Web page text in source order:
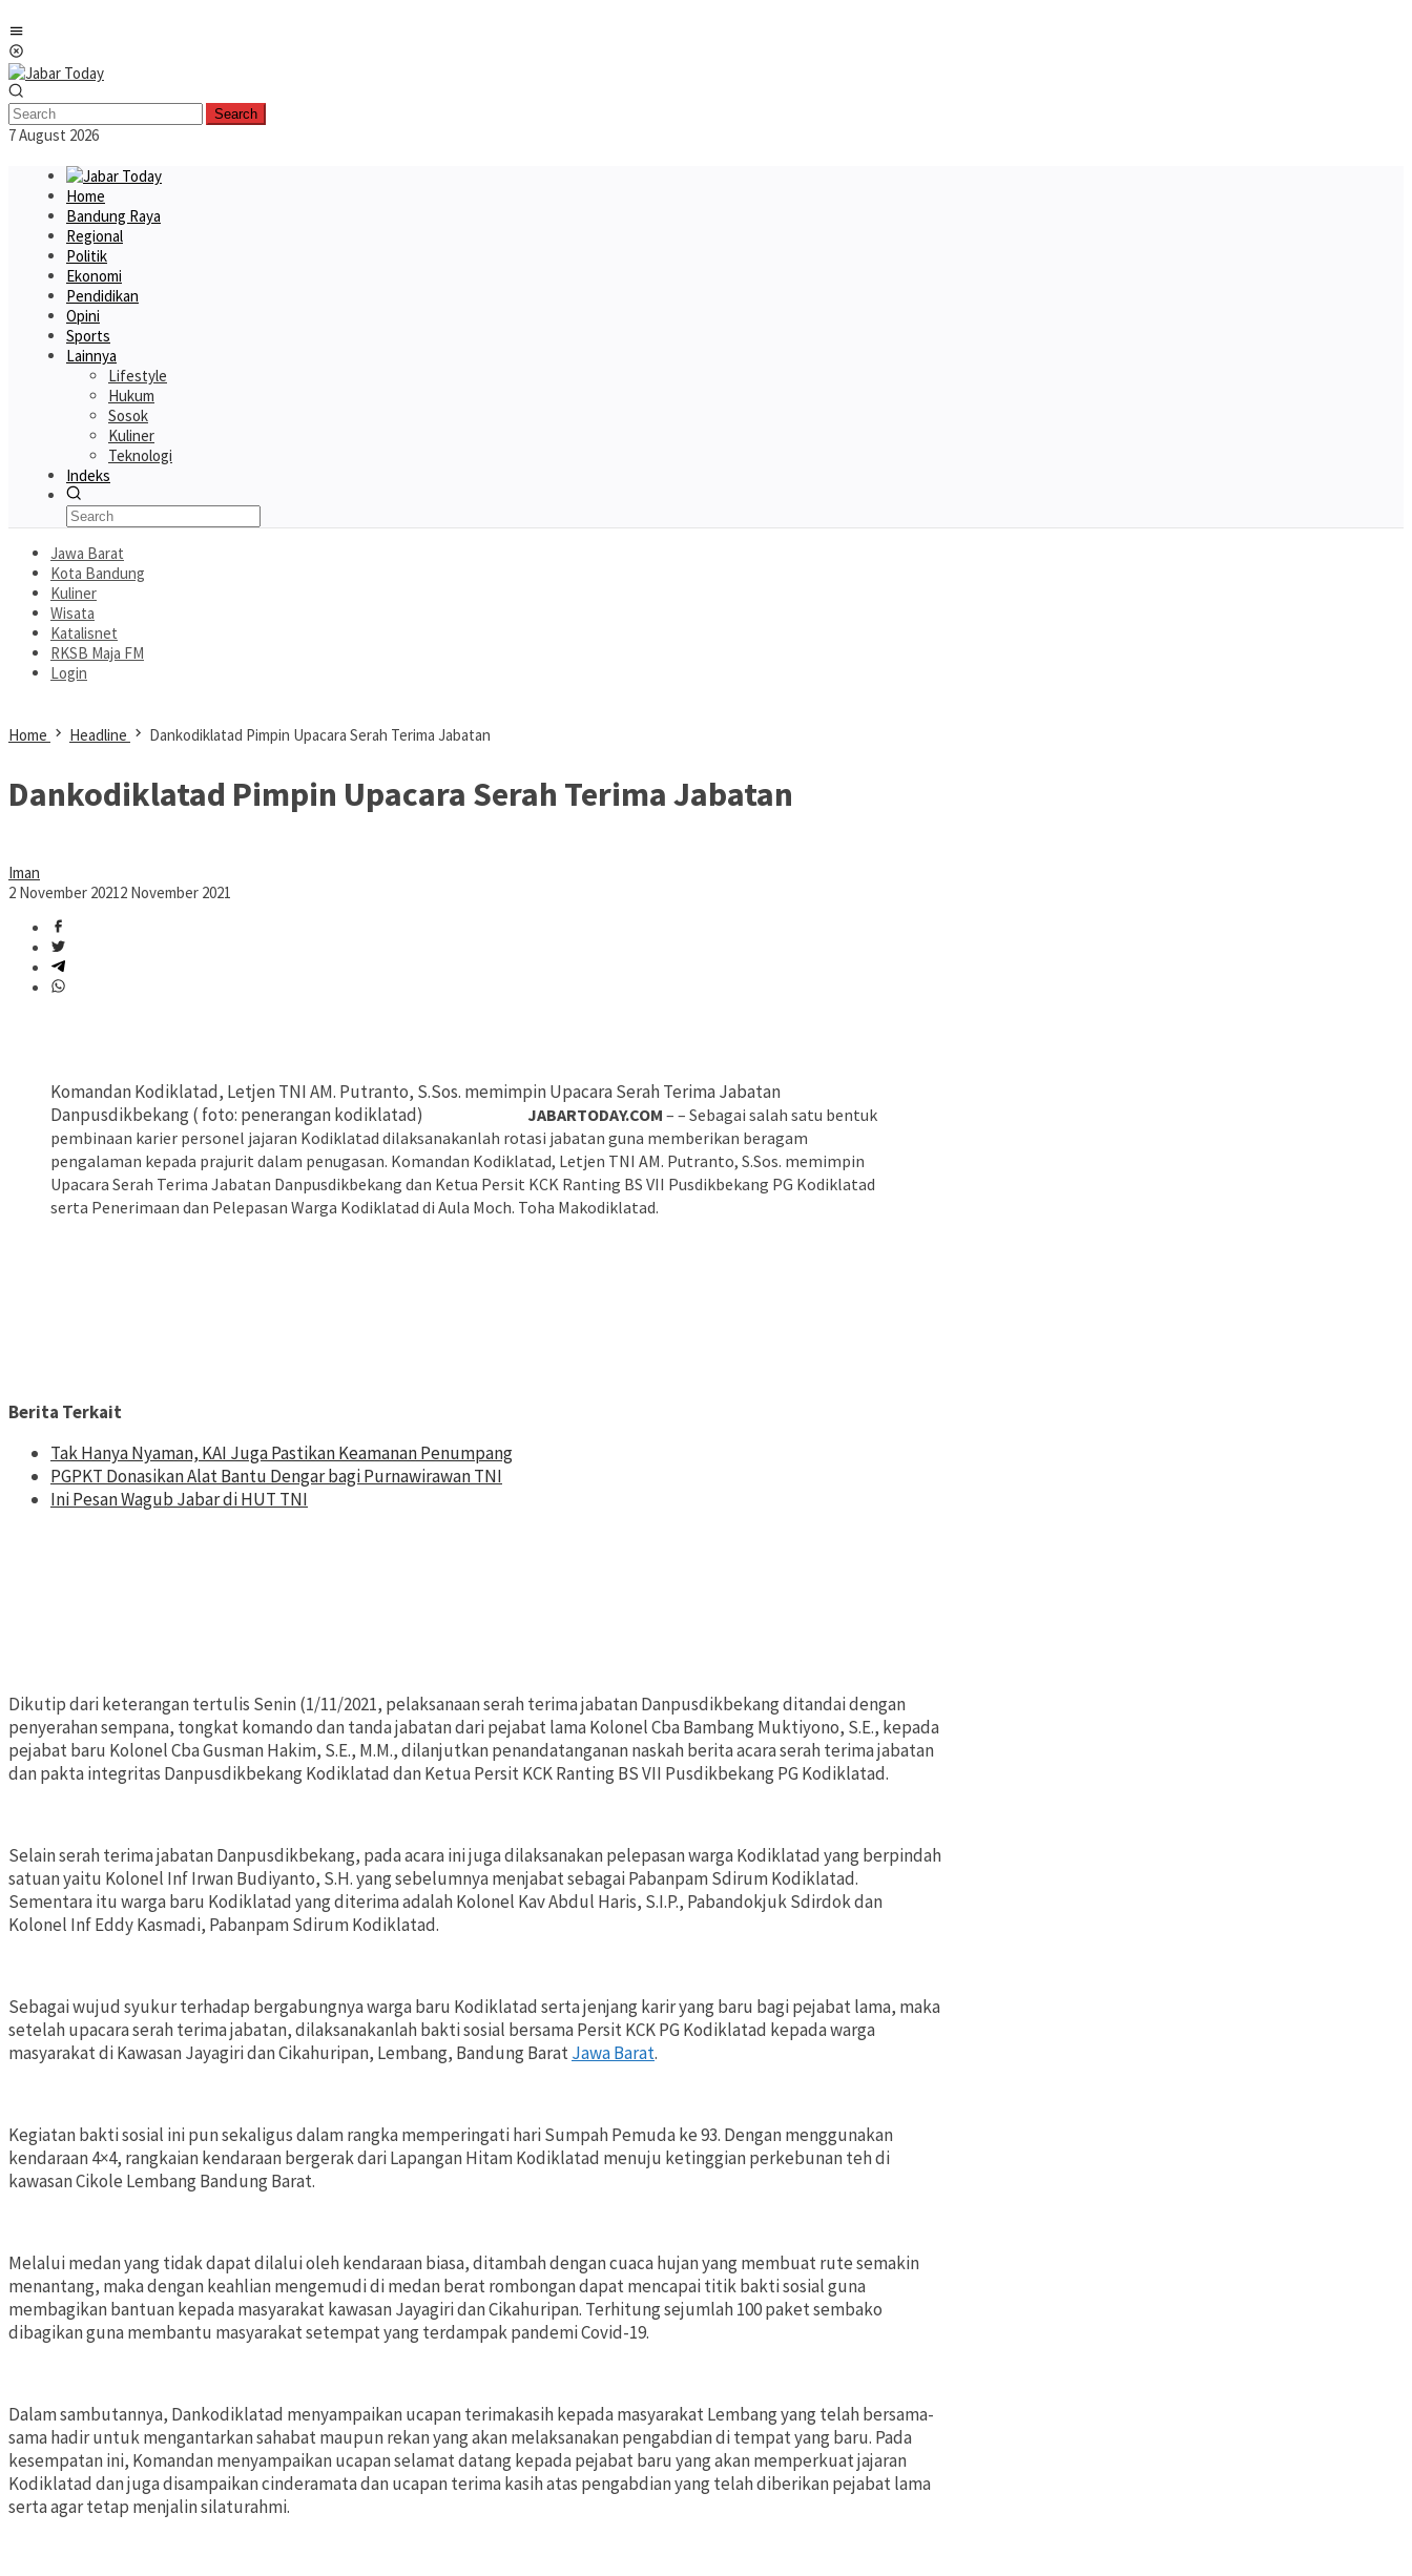
to
content
Search
7 August 2026
Home
Bandung Raya
Regional
Politik
Ekonomi
Pendidikan
Opini
Sports
Lainnya
Lifestyle
Hukum
Sosok
Kuliner
Teknologi
Indeks
Jawa Barat
Kota Bandung
Kuliner
Wisata
Katalisnet
RKSB Maja FM
Login
Home Headline Dankodiklatad Pimpin Upacara Serah Terima Jabatan
Dankodiklatad Pimpin Upacara Serah Terima Jabatan
Iman
2 November 20212 November 2021
Komandan Kodiklatad, Letjen TNI AM. Putranto, S.Sos. memimpin Upacara Serah Terima Jabatan
Danpusdikbekang ( foto: penerangan kodiklatad) JABARTODAY.COM – – Sebagai salah satu bentuk
pembinaan karier personel jajaran Kodiklatad dilaksanakanlah rotasi jabatan guna memberikan beragam
pengalaman kepada prajurit dalam penugasan. Komandan Kodiklatad, Letjen TNI AM. Putranto, S.Sos. memimpin
Upacara Serah Terima Jabatan Danpusdikbekang dan Ketua Persit KCK Ranting BS VII Pusdikbekang PG Kodiklatad
serta Penerimaan dan Pelepasan Warga Kodiklatad di Aula Moch. Toha Makodiklatad.
Berita Terkait
Tak Hanya Nyaman, KAI Juga Pastikan Keamanan Penumpang
PGPKT Donasikan Alat Bantu Dengar bagi Purnawirawan TNI
Ini Pesan Wagub Jabar di HUT TNI
Dikutip dari keterangan tertulis Senin (1/11/2021, pelaksanaan serah terima jabatan Danpusdikbekang ditandai dengan
penyerahan sempana, tongkat komando dan tanda jabatan dari pejabat lama Kolonel Cba Bambang Muktiyono, S.E., kepada
pejabat baru Kolonel Cba Gusman Hakim, S.E., M.M., dilanjutkan penandatanganan naskah berita acara serah terima jabatan
dan pakta integritas Danpusdikbekang Kodiklatad dan Ketua Persit KCK Ranting BS VII Pusdikbekang PG Kodiklatad.
Selain serah terima jabatan Danpusdikbekang, pada acara ini juga dilaksanakan pelepasan warga Kodiklatad yang berpindah
satuan yaitu Kolonel Inf Irwan Budiyanto, S.H. yang sebelumnya menjabat sebagai Pabanpam Sdirum Kodiklatad.
Sementara itu warga baru Kodiklatad yang diterima adalah Kolonel Kav Abdul Haris, S.I.P., Pabandokjuk Sdirdok dan
Kolonel Inf Eddy Kasmadi, Pabanpam Sdirum Kodiklatad.
Sebagai wujud syukur terhadap bergabungnya warga baru Kodiklatad serta jenjang karir yang baru bagi pejabat lama, maka
setelah upacara serah terima jabatan, dilaksanakanlah bakti sosial bersama Persit KCK PG Kodiklatad kepada warga
masyarakat di Kawasan Jayagiri dan Cikahuripan, Lembang, Bandung BaratJawa Barat.
Kegiatan bakti sosial ini pun sekaligus dalam rangka memperingati hari Sumpah Pemuda ke 93. Dengan menggunakan
kendaraan 4×4, rangkaian kendaraan bergerak dari Lapangan Hitam Kodiklatad menuju ketinggian perkebunan teh di
kawasan Cikole Lembang Bandung Barat.
Melalui medan yang tidak dapat dilalui oleh kendaraan biasa, ditambah dengan cuaca hujan yang membuat rute semakin
menantang, maka dengan keahlian mengemudi di medan berat rombongan dapat mencapai titik bakti sosial guna
membagikan bantuan kepada masyarakat kawasan Jayagiri dan Cikahuripan. Terhitung sejumlah 100 paket sembako
dibagikan guna membantu masyarakat setempat yang terdampak pandemi Covid-19.
Dalam sambutannya, Dankodiklatad menyampaikan ucapan terimakasih kepada masyarakat Lembang yang telah bersama-
sama hadir untuk mengantarkan sahabat maupun rekan yang akan melaksanakan pengabdian di tempat yang baru. Pada
kesempatan ini, Komandan menyampaikan ucapan selamat datang kepada pejabat baru yang akan memperkuat jajaran
Kodiklatad dan juga disampaikan cinderamata dan ucapan terima kasih atas pengabdian yang telah diberikan pejabat lama
serta agar tetap menjalin silaturahmi.